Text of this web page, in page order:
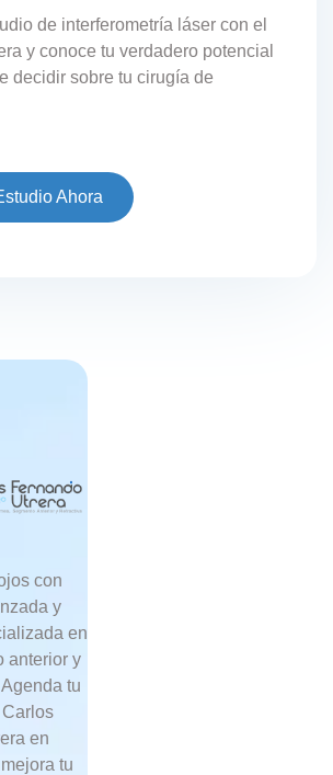
de interferometría láser con el
y conoce tu verdadero potencial
decidir sobre tu cirugía de
Ahora
con
y
en
anterior y
tu
en
tu